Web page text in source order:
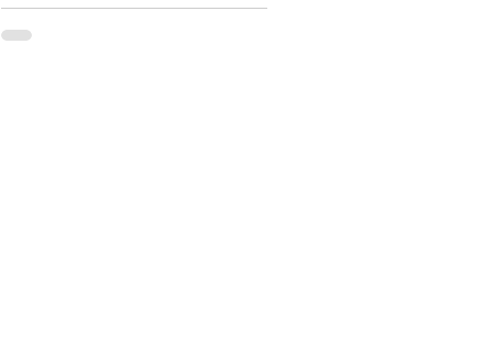
Fotografías de la Gala Homenaje a las
Capitanías en el 75 Aniversario de la Comparsa